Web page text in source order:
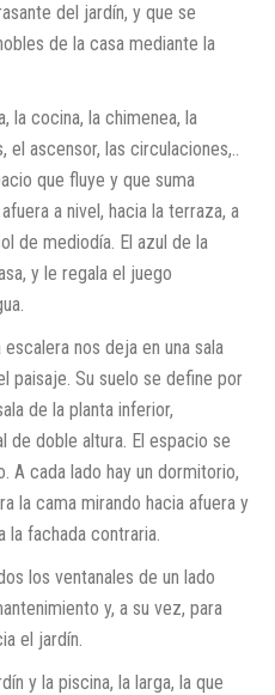
del jardín, y que se
de la casa mediante la
la cocina, la chimenea, la
el ascensor, las circulaciones,..
que fluye y que suma
a nivel, hacia la terraza, a
de mediodía. El azul de la
y le regala el juego
nos deja en una sala
paisaje. Su suelo se define por
de la planta inferior,
de doble altura. El espacio se
A cada lado hay un dormitorio,
la cama mirando hacia afuera y
la fachada contraria.
los ventanales de un lado
y, a su vez, para
el jardín.
y la piscina, la larga, la que